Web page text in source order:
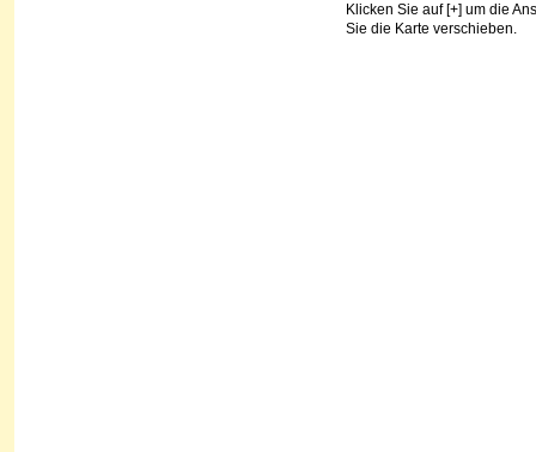
Klicken Sie auf [+] um die
Sie die Karte verschieben.